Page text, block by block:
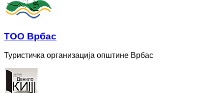
ТОО Врбас
Туристичка организација општине Врбас